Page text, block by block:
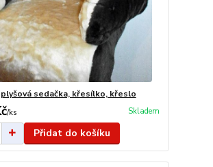
plyšová sedačka, křesílko, křeslo
/ks Skladem
Přidat do košíku